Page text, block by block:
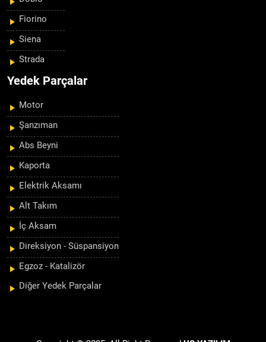
Fiorino
Siena
Strada
Yedek Parçalar
Motor
Şanzıman
Abs Beyni
Kaporta
Elektrik Aksamı
Alt Takım
İç Aksam
Direksiyon - Süspansiyon
Egzoz - Katalizör
Diğer Yedek Parçalar